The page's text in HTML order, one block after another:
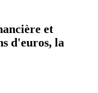
et
d'euros, la